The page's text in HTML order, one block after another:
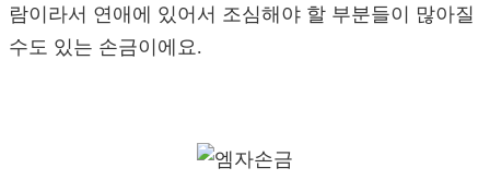
람이라서 연애에 있어서 조심해야 할 부분들이 많아질
수도 있는 손금이에요.